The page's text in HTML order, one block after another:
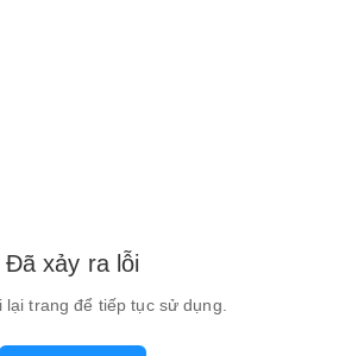
Đã xảy ra lỗi
lại trang để tiếp tục sử dụng.